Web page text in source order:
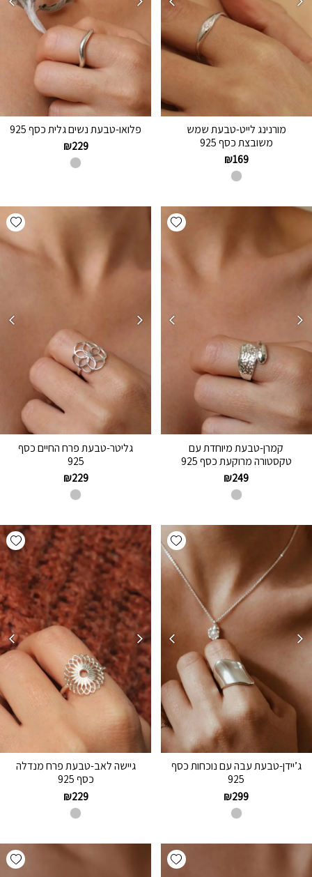
מורנינג לייט-טבעת שמש
משובצת כסף 925
₪169
פלואו-טבעת נשים גלית כסף 925
₪229
Add wishlist
קמרן-טבעת מיוחדת עם
טקסטורה מרוקעת כסף 925
₪249
גליטר-טבעת פרח החיים כסף
925
₪229
Add wishlist
ג’יידן-טבעת עבה עם נוכחות כסף
925
₪299
גיישה לאב-טבעת פרח מנדלה
כסף 925
₪229
Add wishlist